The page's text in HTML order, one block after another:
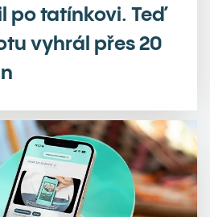
po tatínkovi. Teď
vyhrál přes 20